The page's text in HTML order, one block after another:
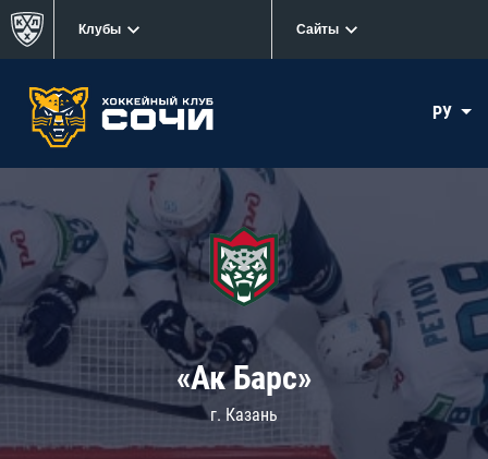
Клубы Сайты
РУ
«Ак Барс»
г. Казань